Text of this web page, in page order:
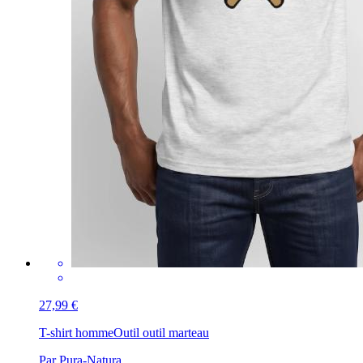
27,99 €
T-shirt hommeOutil outil marteau
Par Pura-Natura